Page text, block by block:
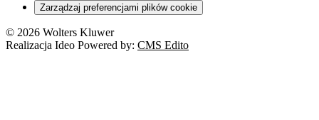
Zarządzaj preferencjami plików cookie
© 2026 Wolters Kluwer
Realizacja Ideo Powered by: CMS Edito